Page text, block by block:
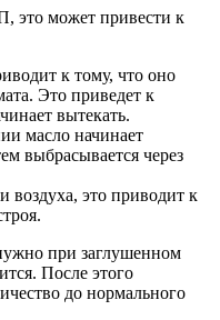
это может привести к
к тому, что оно
Это приведет к
вытекать.
масло начинает
выбрасывается через
воздуха, это приводит к
при заглушенном
После этого
до нормального